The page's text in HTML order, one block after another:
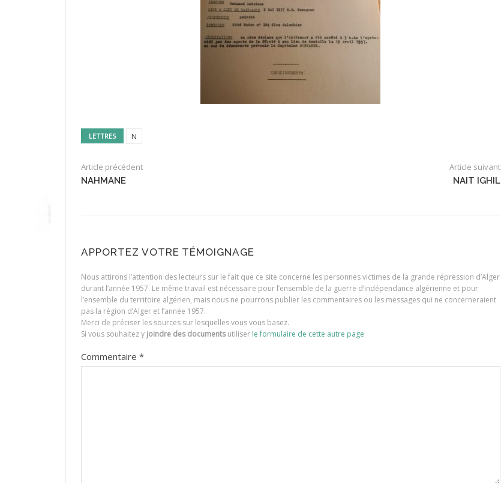
LETTRES N
Article précédent
NAHMANE
Article suivant
NAIT IGHIL
APPORTEZ VOTRE TÉMOIGNAGE
Nous attirons l’attention des lecteurs sur le fait que ce site concerne les personnes victimes de la grande répression d’Alger
durant l’année 1957. Le même travail est nécessaire pour l’ensemble de la guerre d’indépendance algérienne et pour
l’ensemble du territoire algérien, mais nous ne pourrons publier les commentaires ou les messages qui ne concerneraient
pas la région d’Alger et l’année 1957.
Merci de préciser les sources sur lesquelles vous vous basez.
Si vous souhaitez y joindre des documentsutiliser le formulaire de cette autre page
Commentaire *